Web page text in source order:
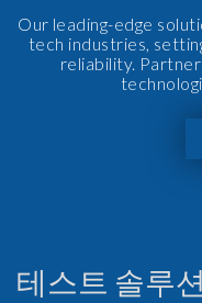
Our leading-edge
tech industries,
reliability.
테스트 솔루션